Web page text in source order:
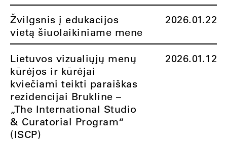
Žvilgsnis į edukacijos
vietą šiuolaikiniame mene
2026.01.22
Lietuvos vizualiųjų menų
kūrėjos ir kūrėjai
kviečiami teikti paraiškas
rezidencijai Brukline –
„The International Studio
& Curatorial Program“
(ISCP)
2026.01.12